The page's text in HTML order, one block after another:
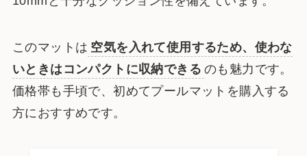
このマットは 空気を入れて使用するため、使わな
いときはコンパクトに収納できる のも魅力です。
価格帯も手頃で、初めてプールマットを購入する
方におすすめです。